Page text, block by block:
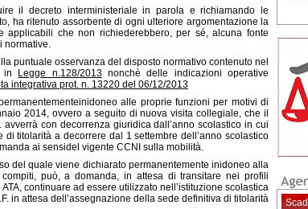
il decreto interministeriale in parola e richiamando le
ha ritenuto assorbente di ogni ulteriore argomentazione la
applicabili che non richiederebbero, per sé, alcuna fonte
normative.
puntuale osservanza del disposto normativo contenuto nel
in
Legge n.128/2013nonchè delle indicazioni operative
integrativa prot. n. 13220 del 06/12/2013
alle proprie funzioni per motivi di
2014, ovvero a seguito di nuova visita collegiale, che il
con decorrenza giuridica dall’anno scolastico in cui
titolarità a decorrere dal 1 settembre dell’anno scolastico
ai sensidel vigente CCNI sulla mobilità.
del quale viene dichiarato permanentemente inidoneo alla
può, a domanda, in attesa di transitare nei profili
continuare ad essere utilizzato nell’istituzione scolastica
in attesa dell’assegnazione della sede definitiva di titolarità